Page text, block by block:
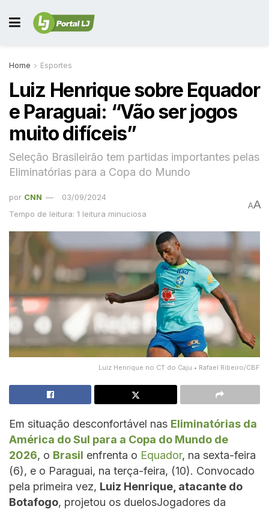
Home Esportes
Luiz Henrique sobre Equador
e Paraguai: “Vão ser jogos
muito difíceis”
Seleção Brasileirão tem partidas importantes pelas
Eliminatórias para a Copa do Mundo
por CNN
03/09/2024
Tempo de leitura: 1 leitura minuciosa
AA
Luiz Henrique no CT do Caju • Rafael Ribeiro/CBF
Em situação desconfortável nas Eliminatórias da
América do Sul para a Copa do Mundo de
2026, o Brasil enfrenta o Equador, na sexta-feira
(6), e o Paraguai, na terça-feira, (10). Convocado
pela primeira vez, Luiz Henrique, atacante do
Botafogo, projetou os duelosJogadores da